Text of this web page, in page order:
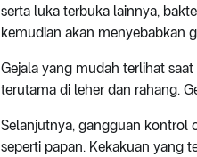
serta luka terbuka lainnya,
kemudian akan menyebabkan
Gejala yang mudah terlihat
terutama di leher dan rahang.
Selanjutnya, gangguan kontrol
seperti papan. Kekakuan yang